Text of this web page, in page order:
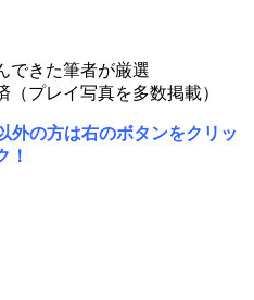
できた筆者が厳選
プレイ写真を多数掲載）
外の方は右のボタンをクリッ
！